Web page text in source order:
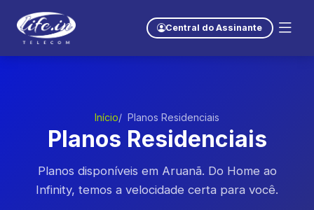
Central do Assinante
Início Planos Residenciais
Planos Residenciais
Planos disponíveis em Aruanã. Do Home ao
Infinity, temos a velocidade certa para você.